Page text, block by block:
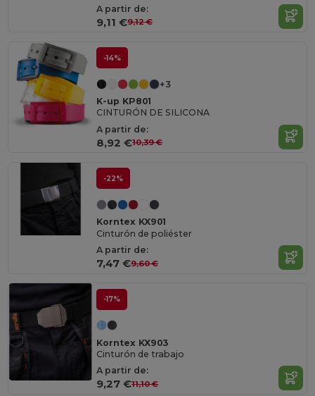
A partir de:
9,11 €9,12 €
-14%
+3
K-up KP801
CINTURÓN DE SILICONA
A partir de:
8,92 €10,39 €
-22%
Korntex KX901
Cinturón de poliéster
A partir de:
7,47 €9,60 €
-17%
Korntex KX903
Cinturón de trabajo
A partir de:
9,27 €11,10 €